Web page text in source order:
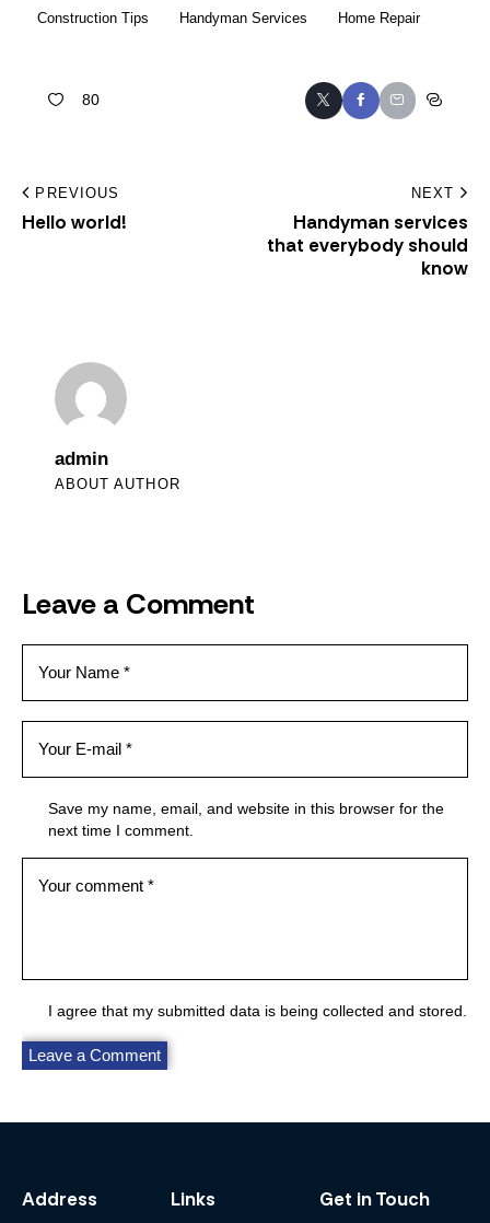
Construction Tips Handyman Services Home Repair
80
PREVIOUS
Hello world!
NEXT
Handyman services
that everybody should
know
admin
ABOUT AUTHOR
Leave a Comment
Save my name, email, and website in this browser for the
next time I comment.
I agree that my submitted data is being collected and stored.
Address Links Get in Touch